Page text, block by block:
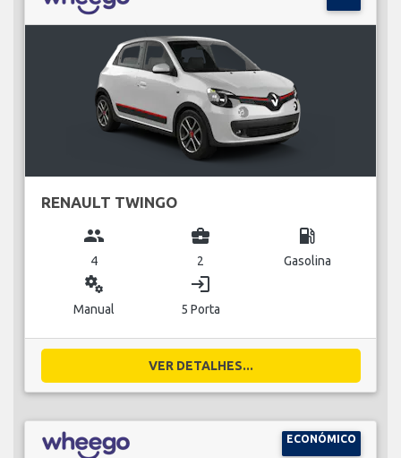
RENAULT TWINGO
group
4
business_center
2
local_gas_station
Gasolina
miscellaneous_services
Manual
login
5 Porta
VER DETALHES...
ECONÓMICO